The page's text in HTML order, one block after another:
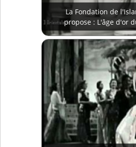
La Fondation de
propose : L'âge d'or